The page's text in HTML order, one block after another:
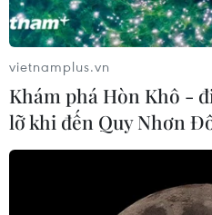
vietnamplus.vn
Khám phá Hòn Khô -
lỡ khi đến Quy Nhơn